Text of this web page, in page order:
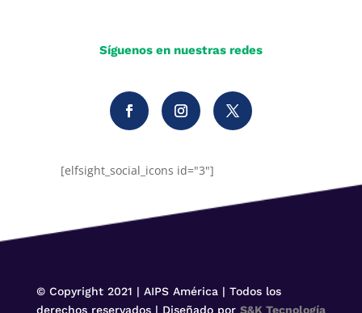
Síguenos en nuestras redes
[elfsight_social_icons id="3"]
© Copyright 2021 | AIPS América | Todos los
derechos reservados | Diseñado por S&K Tecnología